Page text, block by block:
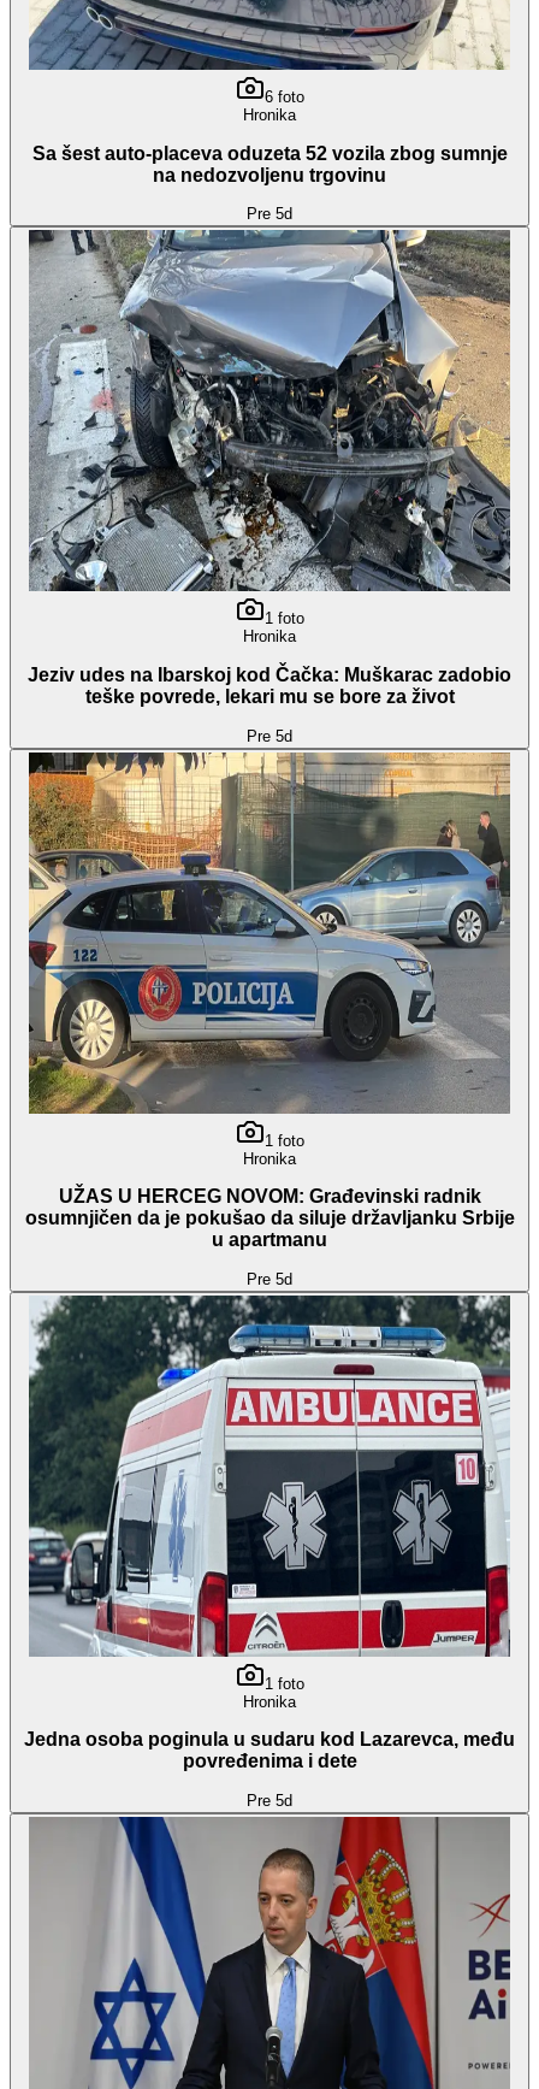
6foto
Hronika
Sa šest auto-placeva oduzeta 52 vozila zbog sumnje
na nedozvoljenu trgovinu
Pre 5d
1foto
Hronika
Jeziv udes na Ibarskoj kod Čačka: Muškarac zadobio
teške povrede, lekari mu se bore za život
Pre 5d
1 foto
Hronika
UŽAS U HERCEG NOVOM: Građevinski radnik
osumnjičen da je pokušao da siluje državljanku Srbije
u apartmanu
Pre 5d
1 foto
Hronika
Jedna osoba poginula u sudaru kod Lazarevca, među
povređenima i dete
Pre 5d